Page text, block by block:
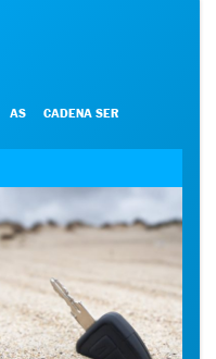
AS CADENA SER